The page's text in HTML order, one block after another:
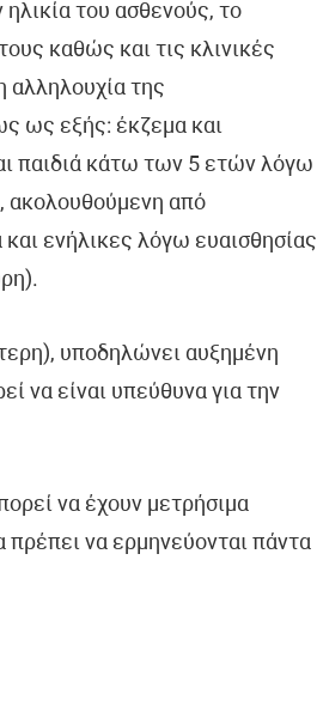
του ασθενούς, το
καθώς και τις κλινικές
αλληλουχία της
ως εξής: έκζεμα και
παιδιά κάτω των 5 ετών λόγω
ακολουθούμενη από
ενήλικες λόγω ευαισθησίας
υποδηλώνει αυξημένη
να είναι υπεύθυνα για την
να έχουν μετρήσιμα
να ερμηνεύονται πάντα